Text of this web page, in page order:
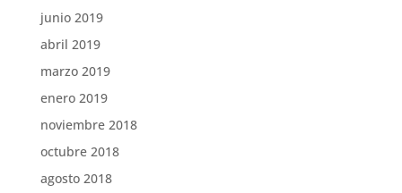
junio 2019
abril 2019
marzo 2019
enero 2019
noviembre 2018
octubre 2018
agosto 2018